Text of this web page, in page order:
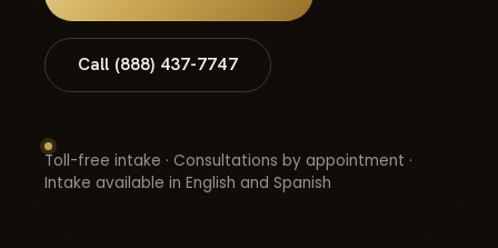
Call (888) 437-7747
Toll-free intake · Consultations by appointment ·
Intake available in English and Spanish